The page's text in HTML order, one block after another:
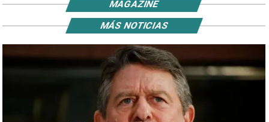
MAGAZINE
MÁS NOTICIAS